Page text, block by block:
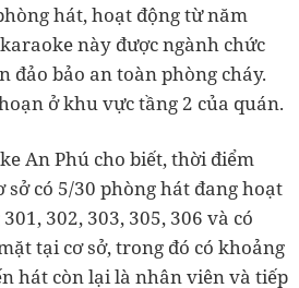
hát, hoạt động từ năm
này được ngành chức
đảo bảo an toàn phòng cháy.
ở khu vực tầng 2 của quán.
An Phú cho biết, thời điểm
sở có 5/30 phòng hát đang hoạt
302, 303, 305, 306 và có
tại cơ sở, trong đó có khoảng
hát còn lại là nhân viên và tiếp